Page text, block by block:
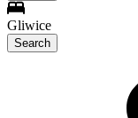
Gliwice
Search